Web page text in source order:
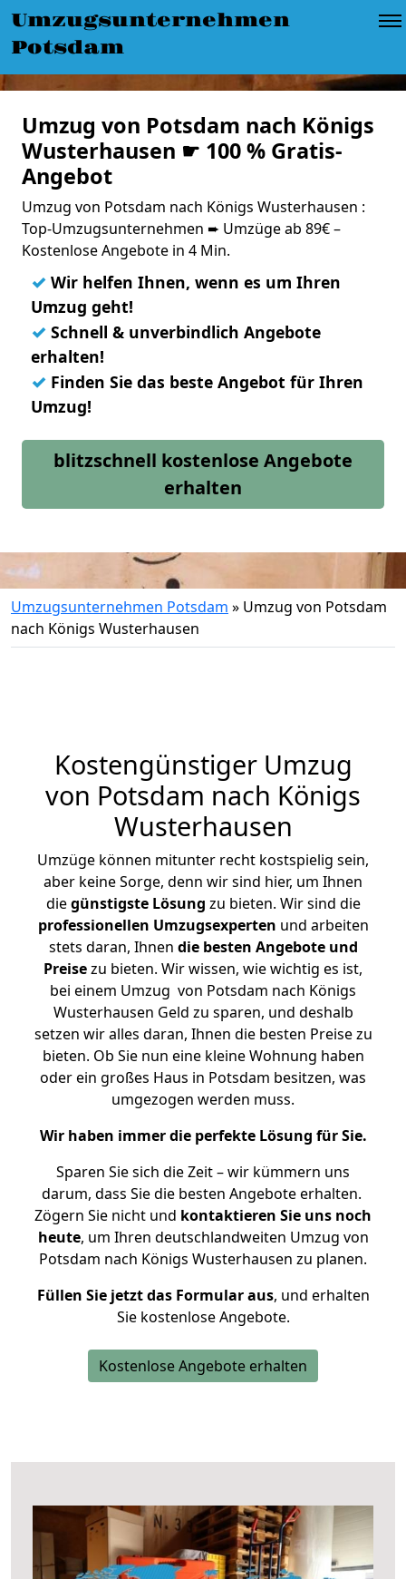
Umzugsunternehmen
Potsdam
Umzug von Potsdam nach Königs
Wusterhausen ☛ 100 % Gratis-
Angebot
Umzug von Potsdam nach Königs Wusterhausen :
Top-Umzugsunternehmen ➨ Umzüge ab 89€ –
Kostenlose Angebote in 4 Min.
✓ Wir helfen Ihnen, wenn es um Ihren
Umzug geht!
✓ Schnell & unverbindlich Angebote
erhalten!
✓ Finden Sie das beste Angebot für Ihren
Umzug!
blitzschnell kostenlose Angebote
erhalten
Umzugsunternehmen Potsdam » Umzug von Potsdam
nach Königs Wusterhausen
Kostengünstiger Umzug
von Potsdam nach Königs
Wusterhausen
Umzüge können mitunter recht kostspielig sein,
aber keine Sorge, denn wir sind hier, um Ihnen
diegünstigste Lösung zu bieten. Wir sind die
professionellen Umzugsexperten und arbeiten
stets daran, Ihnen die besten Angebote und
Preisezu bieten. Wir wissen, wie wichtig es ist,
bei einem Umzug von Potsdam nach Königs
Wusterhausen Geld zu sparen, und deshalb
setzen wir alles daran, Ihnen die besten Preise zu
bieten. Ob Sie nun eine kleine Wohnung haben
oder ein großes Haus in Potsdam besitzen, was
umgezogen werden muss.
Wir haben immer die perfekte Lösung für Sie.
Sparen Sie sich die Zeit – wir kümmern uns
darum, dass Sie die besten Angebote erhalten.
Zögern Sie nicht und kontaktieren Sie uns noch
heute, um Ihren deutschlandweiten Umzug von
Potsdam nach Königs Wusterhausen zu planen.
Füllen Sie jetzt das Formular aus, und erhalten
Sie kostenlose Angebote.
Kostenlose Angebote erhalten